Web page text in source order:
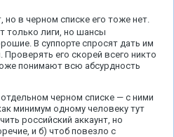
но в черном списке его тоже нет.
только лиги, но шансы
В суппорте спросят дать им
Проверять его скорей всего никто
понимают всю абсурдность
черном списке — с ними
минимум одному человеку тут
российский аккаунт, но
и б) чтоб повезло с